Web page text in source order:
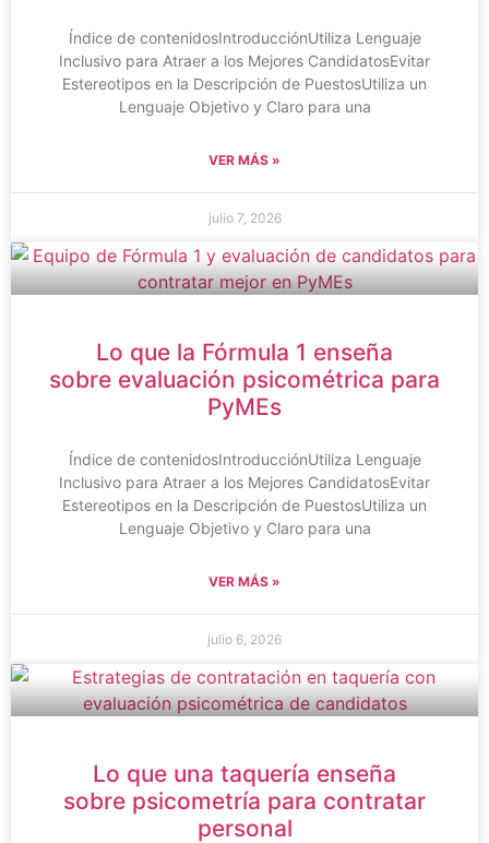
Índice de contenidosIntroducciónUtiliza Lenguaje
Inclusivo para Atraer a los Mejores CandidatosEvitar
Estereotipos en la Descripción de PuestosUtiliza un
Lenguaje Objetivo y Claro para una
VER MÁS »
julio 7, 2026
Lo que la Fórmula 1 enseña
sobre evaluación psicométrica para
PyMEs
Índice de contenidosIntroducciónUtiliza Lenguaje
Inclusivo para Atraer a los Mejores CandidatosEvitar
Estereotipos en la Descripción de PuestosUtiliza un
Lenguaje Objetivo y Claro para una
VER MÁS »
julio 6, 2026
Lo que una taquería enseña
sobre psicometría para contratar
personal